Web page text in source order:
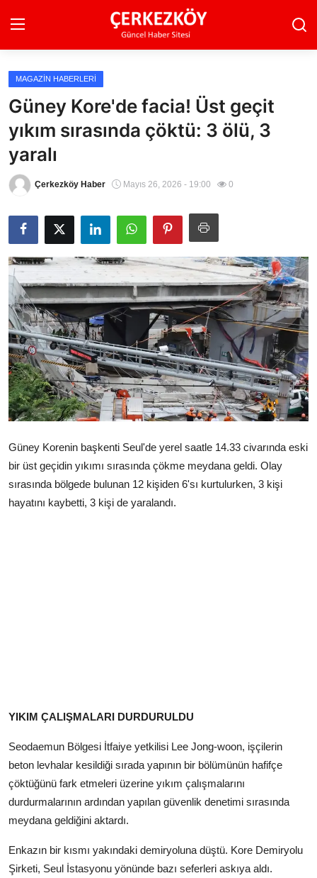
Ana Sayfa
Son Dakika
Ekonomi Haberleri
Magazin Haberleri
Spor Haberleri
Teknoloji Haberleri
Dünya Haberleri
Çerkezköy
MAGAZIN HABERLERI
Güney Kore'de facia! Üst geçit
yıkım sırasında çöktü: 3 ölü, 3
yaralı
Çerkezköy Haber Mayıs 26, 2026 - 19:00 0
Güney Korenin başkenti Seul'de yerel saatle 14.33 civarında eski
bir üst geçidin yıkımı sırasında çökme meydana geldi. Olay
sırasında bölgede bulunan 12 kişiden 6'sı kurtulurken, 3 kişi
hayatını kaybetti, 3 kişi de yaralandı.
YIKIM ÇALIŞMALARI DURDURULDU
Seodaemun Bölgesi İtfaiye yetkilisi Lee Jong-woon, işçilerin
beton levhalar kesildiği sırada yapının bir bölümünün hafifçe
çöktüğünü fark etmeleri üzerine yıkım çalışmalarını
durdurmalarının ardından yapılan güvenlik denetimi sırasında
meydana geldiğini aktardı.
Enkazın bir kısmı yakındaki demiryoluna düştü. Kore Demiryolu
Şirketi, Seul İstasyonu yönünde bazı seferleri askıya aldı.